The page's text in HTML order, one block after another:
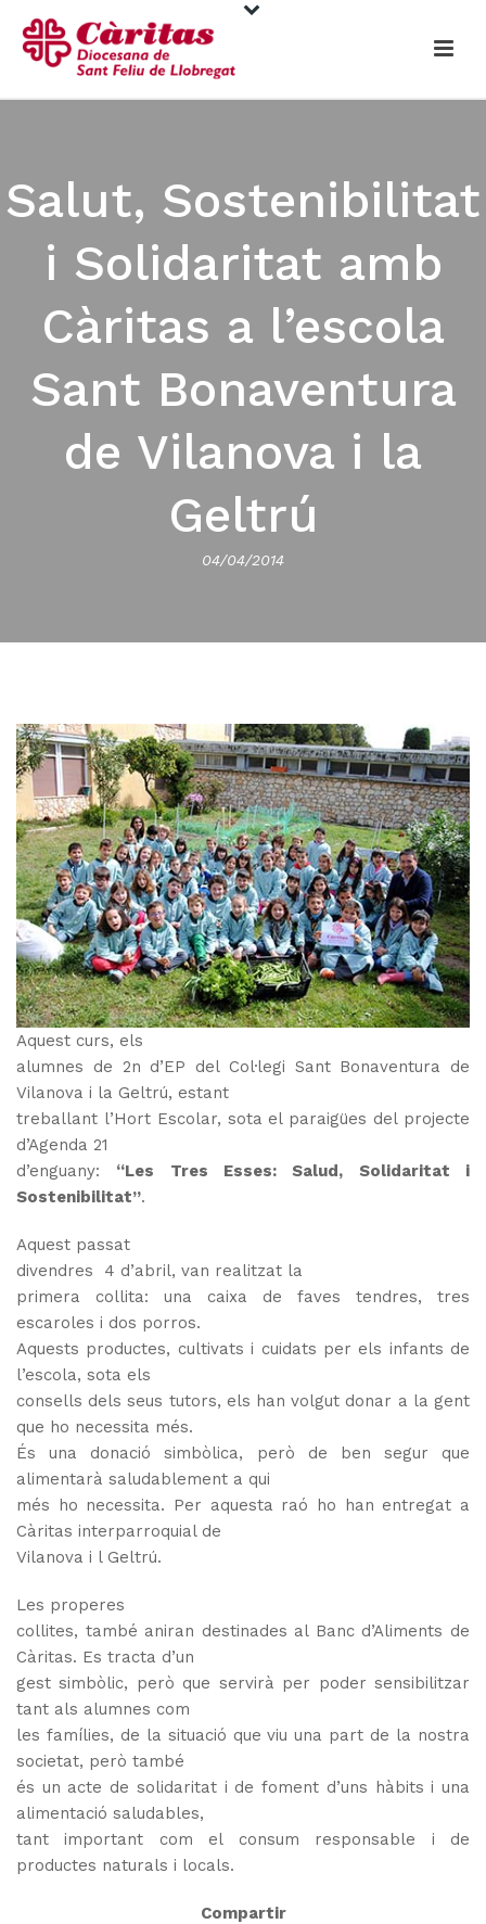
Salut, Sostenibilitat
i Solidaritat amb
Càritas a l’escola
Sant Bonaventura
de Vilanova i la
Geltrú
04/04/2014
Aquest curs, els
alumnes de 2n d’EP del Col·legi Sant Bonaventura de
Vilanova i la Geltrú, estant
treballant l’Hort Escolar, sota el paraigües del projecte
d’Agenda 21
d’enguany: “Les Tres Esses: Salud, Solidaritat i
Sostenibilitat”.
Aquest passat
divendres 4 d’abril, van realitzat la
primera collita: una caixa de faves tendres, tres
escaroles i dos porros.
Aquests productes, cultivats i cuidats per els infants de
l’escola, sota els
consells dels seus tutors, els han volgut donar a la gent
que ho necessita més.
És una donació simbòlica, però de ben segur que
alimentarà saludablement a qui
més ho necessita. Per aquesta raó ho han entregat a
Càritas interparroquial de
Vilanova i l Geltrú.
Les properes
collites, també aniran destinades al Banc d’Aliments de
Càritas. Es tracta d’un
gest simbòlic, però que servirà per poder sensibilitzar
tant als alumnes com
les famílies, de la situació que viu una part de la nostra
societat, però també
és un acte de solidaritat i de foment d’uns hàbits i una
alimentació saludables,
tant important com el consum responsable i de
productes naturals i locals.
Compartir